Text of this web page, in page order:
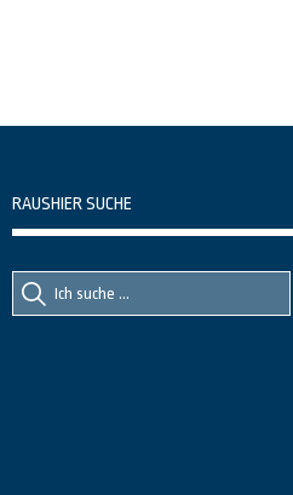
RAUSHIER SUCHE
Suche
nach::
Suche
nach: